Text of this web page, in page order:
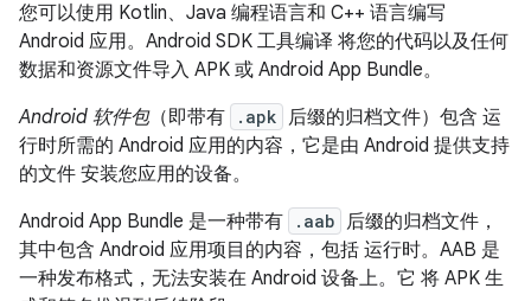
您可以使用 Kotlin、Java 编程语言和 C++ 语言编写
Android 应用。Android SDK 工具编译 将您的代码以及任何
数据和资源文件导入 APK 或 Android App Bundle。
Android 软件包（即带有 .apk 后缀的归档文件）包含 运
行时所需的 Android 应用的内容，它是由 Android 提供支持
的文件 安装您应用的设备。
Android App Bundle 是一种带有
.aab 后缀的归档文件，
其中包含 Android 应用项目的内容，包括 运行时。AAB 是
一种发布格式，无法安装在 Android 设备上。它 将 APK 生